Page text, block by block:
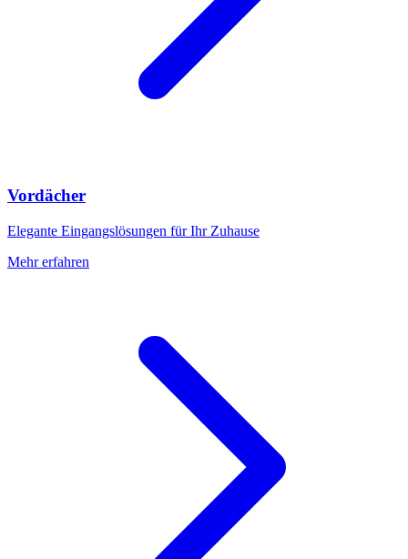
Vordächer
Elegante Eingangslösungen für Ihr Zuhause
Mehr erfahren